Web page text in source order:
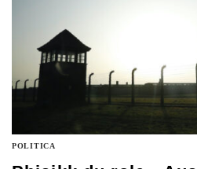
POLITICA